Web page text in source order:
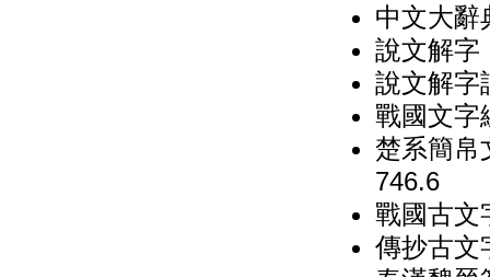
中文大辭
說文解字
說文解字
戰國文字
楚系簡帛
746.6
戰國古文
傳抄古文